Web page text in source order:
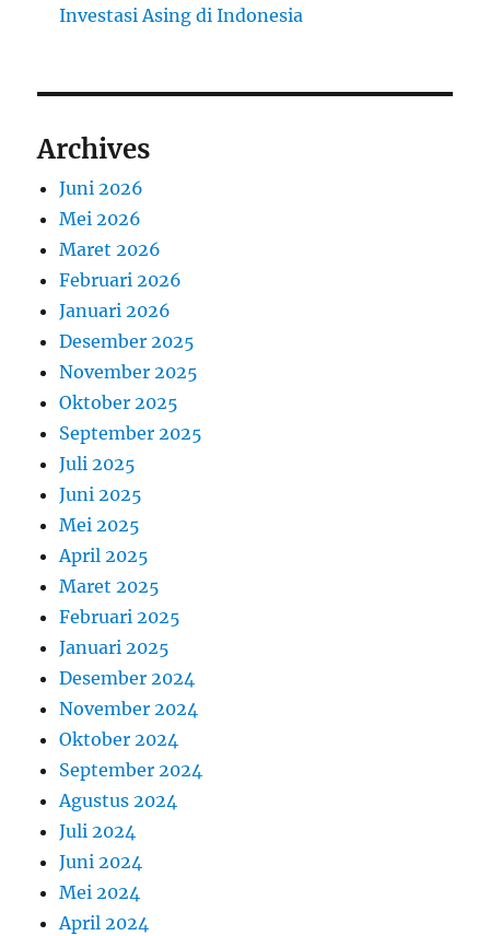
Investasi Asing di Indonesia
Archives
Juni 2026
Mei 2026
Maret 2026
Februari 2026
Januari 2026
Desember 2025
November 2025
Oktober 2025
September 2025
Juli 2025
Juni 2025
Mei 2025
April 2025
Maret 2025
Februari 2025
Januari 2025
Desember 2024
November 2024
Oktober 2024
September 2024
Agustus 2024
Juli 2024
Juni 2024
Mei 2024
April 2024